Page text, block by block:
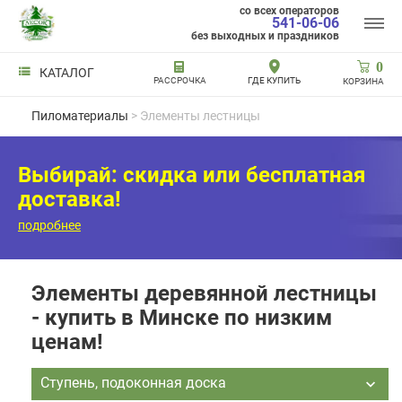
КАТАЛОГ
РАССРОЧКА ГДЕ КУПИТЬ
со всех операторов
541-06-06
без выходных и праздников
0
КОРЗИНА
Пиломатериалы > Элементы лестницы
Выбирай: скидка или бесплатная
доставка!
подробнее
Элементы деревянной лестницы
- купить в Минске по низким
ценам!
Ступень, подоконная доска
Мебельный щит AB 18x200x800
Цена:9.14 / шт
товара
щит
AB
18x200x800
Мебельный щит AB 18x200x1000
Цена:11.44 / шт Итого:11.44BYN